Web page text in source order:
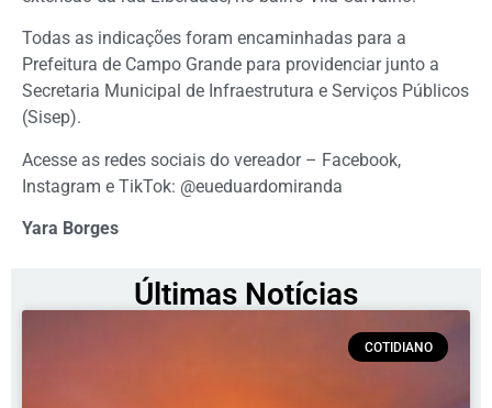
Todas as indicações foram encaminhadas para a
Prefeitura de Campo Grande para providenciar junto a
Secretaria Municipal de Infraestrutura e Serviços Públicos
(Sisep).
Acesse as redes sociais do vereador – Facebook,
Instagram e TikTok: @eueduardomiranda
Yara Borges
Últimas Notícias
COTIDIANO